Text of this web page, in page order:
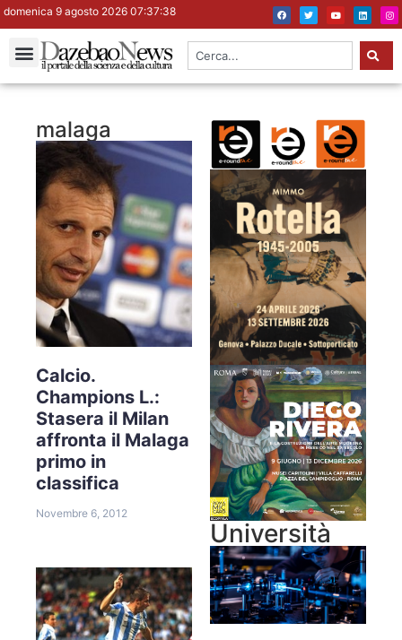
domenica 9 agosto 2026 07:37:38
malaga
Calcio.
Champions L.:
Stasera il Milan
affronta il Malaga
primo in
classifica
Novembre 6, 2012
Università